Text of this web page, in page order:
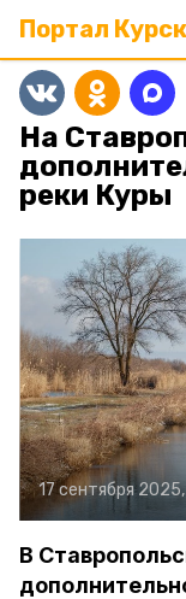
Портал
На
реки Куры
17 сентября
В